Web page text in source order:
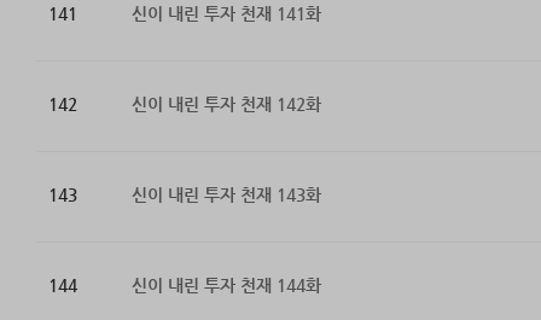
141 신이 내린 투자 천재 141화
142 신이 내린 투자 천재 142화
143 신이 내린 투자 천재 143화
144 신이 내린 투자 천재 144화